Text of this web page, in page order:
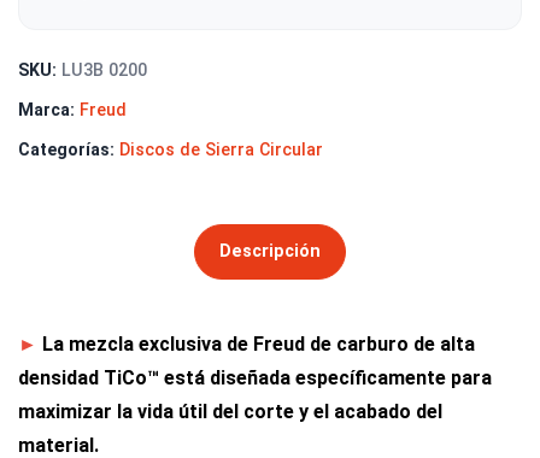
SKU: LU3B 0200
Marca: Freud
Categorías: Discos de Sierra Circular
Descripción
► La mezcla exclusiva de Freud de carburo de alta
densidad TiCo™ está diseñada específicamente para
maximizar la vida útil del corte y el acabado del
material.